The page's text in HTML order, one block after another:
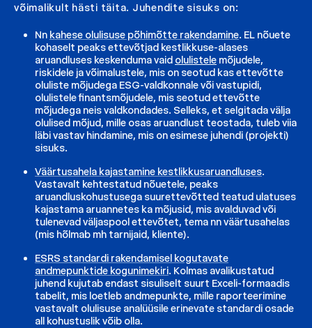
võimalikult hästi täita. Juhendite sisuks on:
Nn kahese olulisuse põhimõtte rakendamine. EL nõuete
kohaselt peaks ettevõtjad kestlikkuse-alases
aruandluses keskenduma vaid olulistele mõjudele,
riskidele ja võimalustele, mis on seotud kas ettevõtte
oluliste mõjudega ESG-valdkonnale või vastupidi,
olulistele finantsmõjudele, mis seotud ettevõtte
mõjudega neis valdkondades. Selleks, et selgitada välja
olulised mõjud, mille osas aruandlust teostada, tuleb viia
läbi vastav hindamine, mis on esimese juhendi (projekti)
sisuks.
Väärtusahela kajastamine kestlikkusaruandluses.
Vastavalt kehtestatud nõuetele, peaks
aruandluskohustusega suurettevõtted teatud ulatuses
kajastama aruannetes ka mõjusid, mis avalduvad või
tulenevad väljaspool ettevõtet, tema nn väärtusahelas
(mis hõlmab mh tarnijaid, kliente).
ESRS standardi rakendamisel kogutavate
andmepunktide kogunimekiri. Kolmas avalikustatud
juhend kujutab endast sisuliselt suurt Exceli-formaadis
tabelit, mis loetleb andmepunkte, mille raporteerimine
vastavalt olulisuse analüüsile erinevate standardi osade
all kohustuslik võib olla.